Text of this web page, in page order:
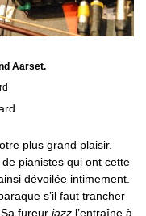
Aarset.
plus grand plaisir.
pianistes qui ont cette
dévoilée intimement.
s’il faut trancher
fureur jazz l’entraîne à